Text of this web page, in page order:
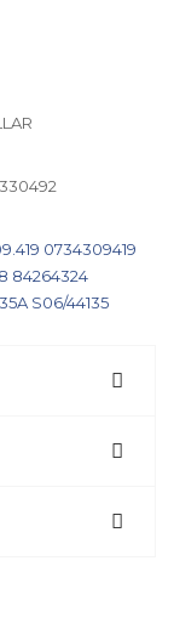
0734309419
84264324
S06/44135